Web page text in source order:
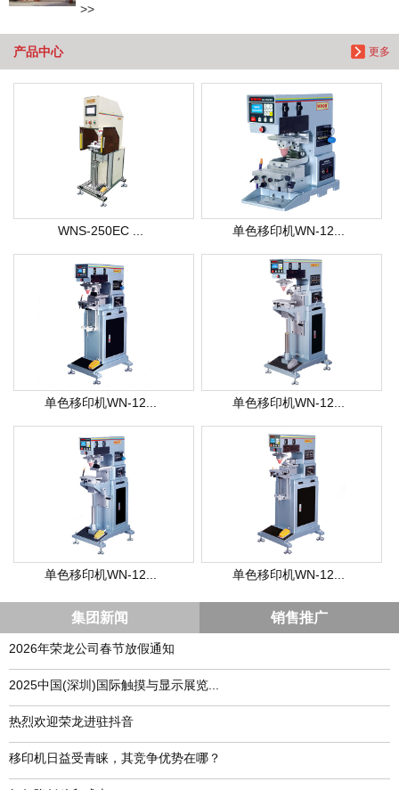
>>
更多
产品中心
WNS-250EC ... 单色移印机WN-12...
单色移印机WN-12... 单色移印机WN-12...
单色移印机WN-12... 单色移印机WN-12...
集团新闻 销售推广
2026年荣龙公司春节放假通知
​2025中国(深圳)国际触摸与显示展览...
热烈欢迎荣龙进驻抖音
移印机日益受青睐，其竞争优势在哪？